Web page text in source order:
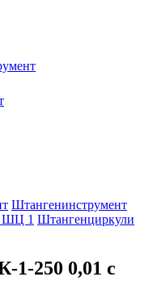
Штангенинструмент
ШЦ 1 Штангенциркули
250 0,01 с